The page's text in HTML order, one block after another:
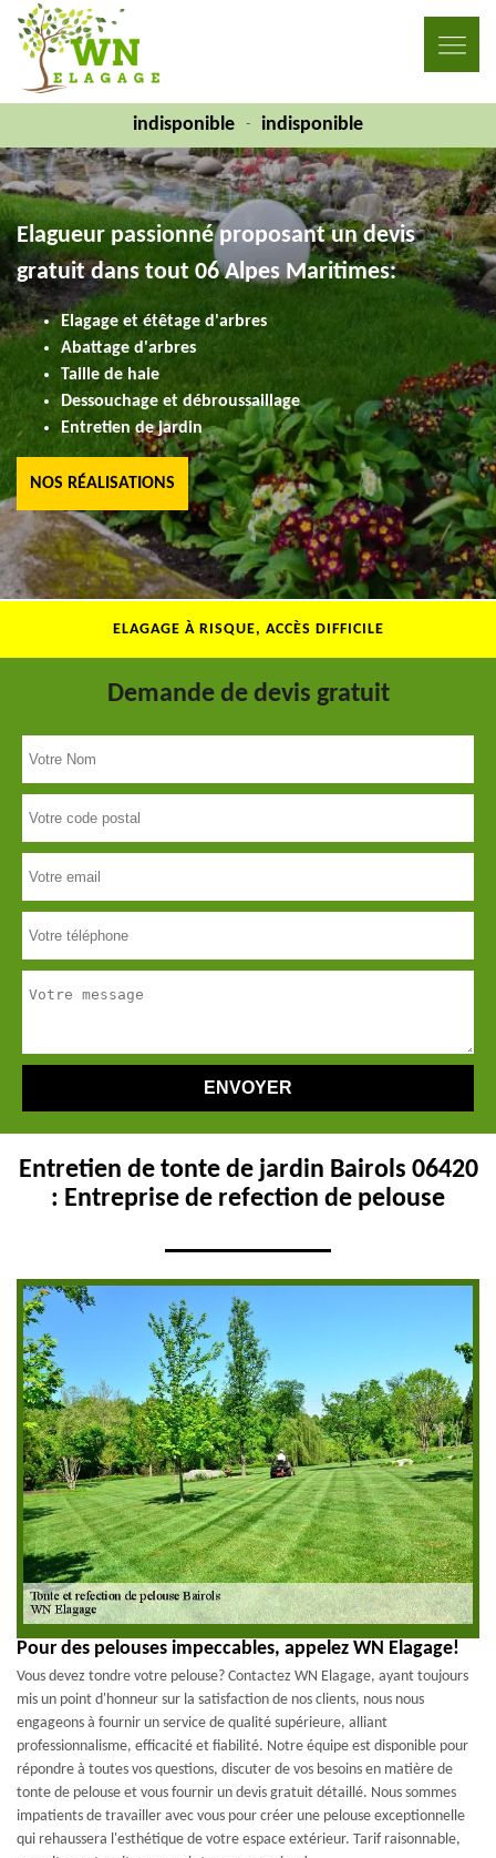
indisponible - indisponible
Elagueur passionné proposant un devis
gratuit dans tout 06 Alpes Maritimes:
Elagage et étêtage d'arbres
Abattage d'arbres
Taille de haie
Dessouchage et débroussaillage
Entretien de jardin
NOS RÉALISATIONS
ELAGAGE À RISQUE, ACCÈS DIFFICILE
Demande de devis gratuit
Entretien de tonte de jardin Bairols 06420
: Entreprise de refection de pelouse
Pour des pelouses impeccables, appelez WN Elagage!
Vous devez tondre votre pelouse? Contactez WN Elagage, ayant toujours
mis un point d'honneur sur la satisfaction de nos clients, nous nous
engageons à fournir un service de qualité supérieure, alliant
professionnalisme, efficacité et fiabilité. Notre équipe est disponible pour
répondre à toutes vos questions, discuter de vos besoins en matière de
tonte de pelouse et vous fournir un devis gratuit détaillé. Nous sommes
impatients de travailler avec vous pour créer une pelouse exceptionnelle
qui rehaussera l'esthétique de votre espace extérieur. Tarif raisonnable,